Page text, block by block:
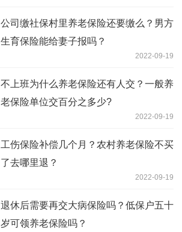
公司缴社保村里养老保险还要缴么？男方
生育保险能给妻子报吗？
2022-09-19
不上班为什么养老保险还有人交？一般养
老保险单位交百分之多少?
2022-09-19
工伤保险补偿几个月？农村养老保险不买
了去哪里退？
2022-09-19
退休后需要再交大病保险吗？低保户五十
岁可领养老保险吗？